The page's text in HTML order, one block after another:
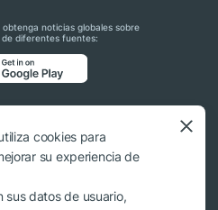
obtenga noticias globales sobre
diferentes fuentes:
materiales no es obligatorio citar a
cookies para
su experiencia de
sus datos de usuario,